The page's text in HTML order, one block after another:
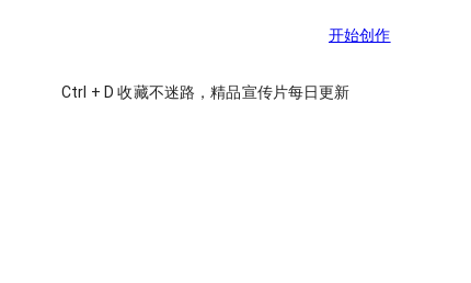
开始创作
Ctrl + D 收藏不迷路，精品宣传片每日更新